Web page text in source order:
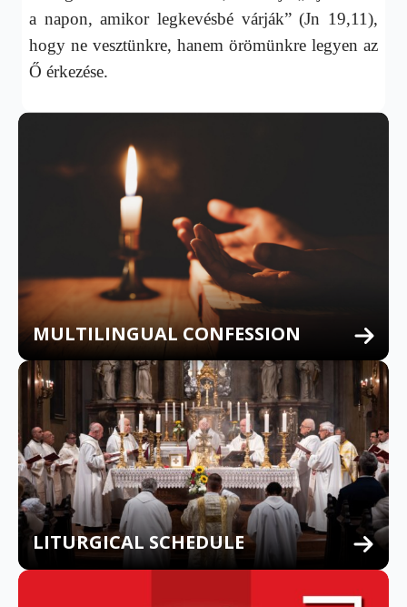
a napon, amikor legkevésbé várják” (Jn 19,11),
hogy ne vesztünkre, hanem örömünkre legyen az
Ő érkezése.
MULTILINGUAL CONFESSION
LITURGICAL SCHEDULE